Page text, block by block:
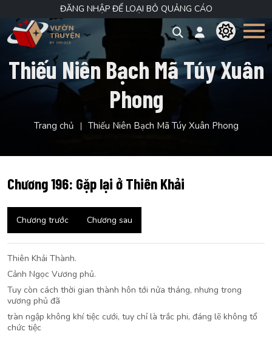
ĐĂNG NHẬP ĐỂ LOẠI BỎ QUẢNG CÁO
Thiếu Niên Bạch Mã Túy Xuân
Phong
Trang chủ Thiếu Niên Bạch Mã Túy Xuân Phong
Chương 196: Gặp lại ở Thiên Khải
Chương trước Chương sau
Thiên Khải Thành.
Cảnh Ngọc Vương phủ.
Tuy còn cách thời gian thành hôn tới nửa tháng, nhưng trong
vương phủ đã
tràn ngập không khí tiệc cưới, tuy chỉ là trắc phi, đáng lẽ không tổ
chức tiệc